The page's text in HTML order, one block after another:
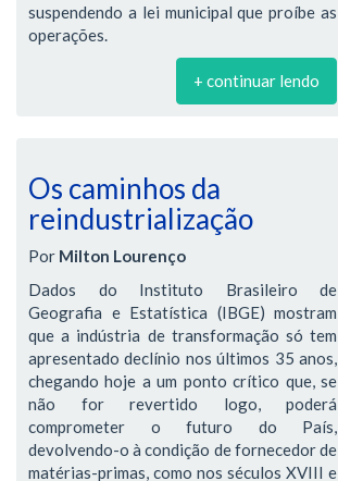
suspendendo a lei municipal que proíbe as
operações.
+ continuar lendo
Os caminhos da
reindustrialização
Por Milton Lourenço
Dados do Instituto Brasileiro de
Geografia e Estatística (IBGE) mostram
que a indústria de transformação só tem
apresentado declínio nos últimos 35 anos,
chegando hoje a um ponto crítico que, se
não for revertido logo, poderá
comprometer o futuro do País,
devolvendo-o à condição de fornecedor de
matérias-primas, como nos séculos XVIII e